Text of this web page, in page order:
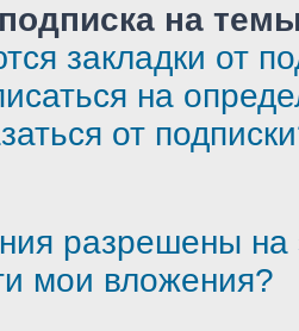
на
закладки от
на
от
разрешены
мои вложения?